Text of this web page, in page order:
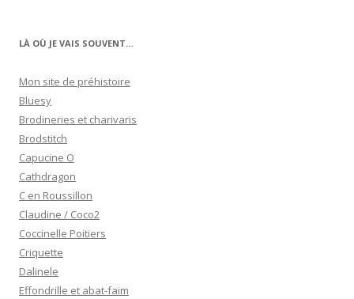
LÀ OÙ JE VAIS SOUVENT…
Mon site de préhistoire
Bluesy
Brodineries et charivaris
Brodstitch
Capucine O
Cathdragon
C en Roussillon
Claudine / Coco2
Coccinelle Poitiers
Criquette
Dalinele
Effondrille et abat-faim